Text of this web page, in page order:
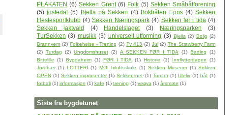
PLAKATEN (6) Sekken Grønt (6) Folk (5) Sekken Småbåtforening
(5) jostedal (5) Bjella på Sekken (4) Bokbåten Epos (4) Sekken
Hestesportklubb (4) Sekken Næringspark (4) Sekken før i tida (4)
Sekken jaktvald
(4) Handelslaget (3) Næringsparken
(3)
TurSekken (3) musikk (3) universell utforming (3) Bjella (2) Bolig (2)
Brannvern (2) Folkehelse - Trening (2) Fv 413 (2) Jul (2) The Strawberry Farm
(2) Turdag (2) Ungdomshuset (2) A SEKKEN FØR I TIDA (1) Bading
(1)
Bittelille
(1) Bygdaheim (1) FØR I TIDA (1) Historie (1) Innflytterdagen
(1)
Jordbær (1) LOTTERI (1) MOI friluftsskole (1) Sekken Museum (1) Sekken
OPEN (1) Sekken improsenter (1) Sekken.net (1) Tomter (1) Uteliv (1) båt (1)
fotball (1) informasjon (1) kafe (1) trening (1) veøya (1) årsmøte (1)
Siste fra bygdetunet